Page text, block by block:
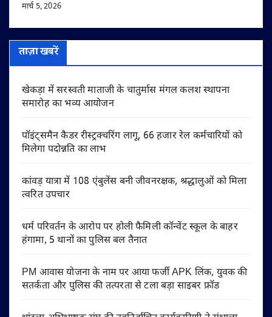
मार्च 5, 2026
ताज़ा खबरें
खेकड़ा में सरस्वती माताजी के चातुर्मास मंगल कलश स्थापना
समारोह का भव्य आयोजन
पॉइंट्समैन कैडर रीस्ट्रक्चरिंग लागू, 66 हजार रेल कर्मचारियों को
मिलेगा पदोन्नति का लाभ
कांवड़ यात्रा में 108 एंबुलेंस बनी जीवनरक्षक, श्रद्धालुओं को मिला
त्वरित उपचार
धर्म परिवर्तन के आरोप पर होली फैमिली कॉन्वेंट स्कूल के बाहर
हंगामा, 5 थानों का पुलिस बल तैनात
PM आवास योजना के नाम पर आया फर्जी APK लिंक, युवक की
सतर्कता और पुलिस की तत्परता से टला बड़ा साइबर फ्रॉड